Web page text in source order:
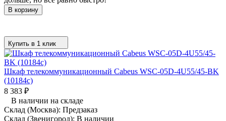
В корзину
Купить в 1 клик
Шкаф телекоммуникационный Cabeus WSC-05D-4U55/45-BK
(10184c)
8 383 ₽
В наличии на складе
Склад (Москва): Предзаказ
Склад (Звенигород): В наличии